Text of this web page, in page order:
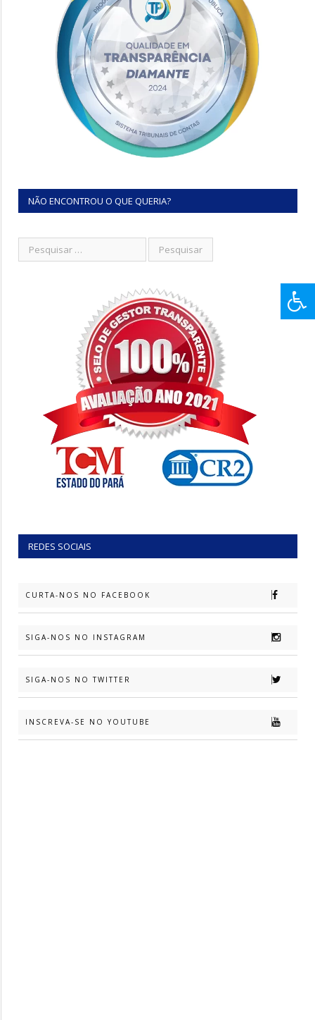
NÃO ENCONTROU O QUE QUERIA?
REDES SOCIAIS
CURTA-NOS NO FACEBOOK
SIGA-NOS NO INSTAGRAM
SIGA-NOS NO TWITTER
INSCREVA-SE NO YOUTUBE